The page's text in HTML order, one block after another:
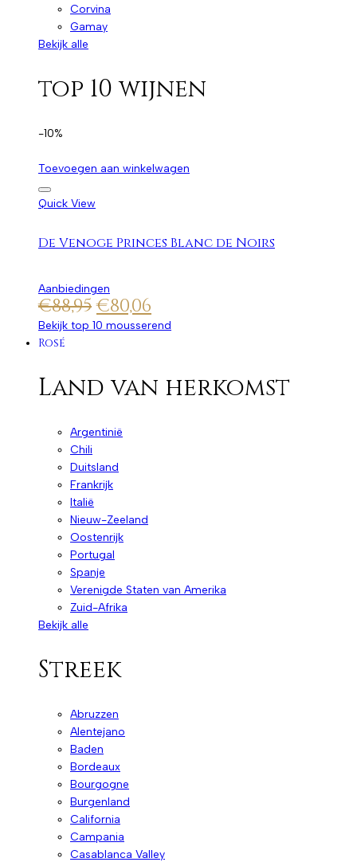
Corvina
Gamay
Bekijk alle
top 10 wijnen
-10%
Toevoegen aan winkelwagen
Quick View
De Venoge Princes Blanc de Noirs
Aanbiedingen
€88,95€80,06
Bekijk top 10 mousserend
Rosé
Land van herkomst
Argentinië
Chili
Duitsland
Frankrijk
Italië
Nieuw-Zeeland
Oostenrijk
Portugal
Spanje
Verenigde Staten van Amerika
Zuid-Afrika
Bekijk alle
Streek
Abruzzen
Alentejano
Baden
Bordeaux
Bourgogne
Burgenland
California
Campania
Casablanca Valley